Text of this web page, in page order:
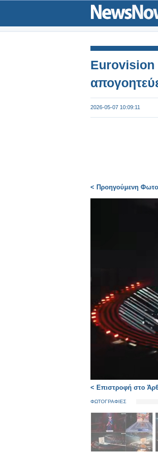
Eurovision
2026-05-07 10:09:11
< Προηγούμενη
< Επιστροφή στο
ΦΩΤΟΓΡΑΦΙΕΣ